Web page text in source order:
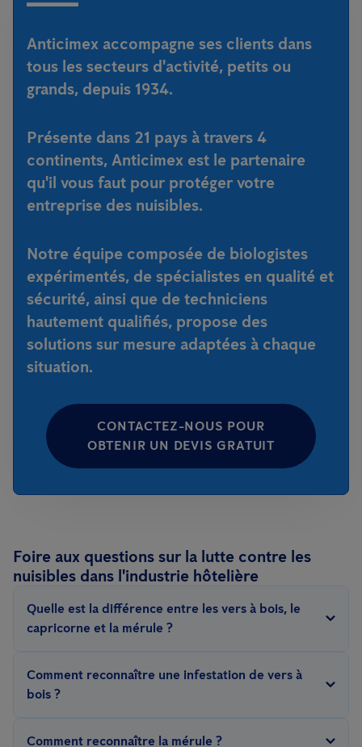
Anticimex accompagne ses clients dans
tous les secteurs d'activité, petits ou
grands, depuis 1934.
Présente dans 21 pays à travers 4
continents, Anticimex est le partenaire
qu'il vous faut pour protéger votre
entreprise des nuisibles.
Notre équipe composée de biologistes
expérimentés, de spécialistes en qualité et
sécurité, ainsi que de techniciens
hautement qualifiés, propose des
solutions sur mesure adaptées à chaque
situation.
CONTACTEZ-NOUS POUR
OBTENIR UN DEVIS GRATUIT
Foire aux questions sur la lutte contre les
nuisibles dans l'industrie hôtelière
Quelle est la différence entre les vers à bois, le
capricorne et la mérule ?
Comment reconnaître une infestation de vers à
bois ?
Poussière de bois (sciure) sous les poutres
Comment reconnaître la mérule ?